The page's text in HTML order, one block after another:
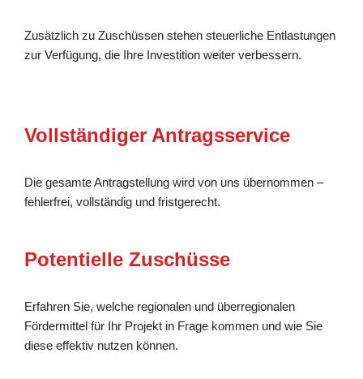
Zusätzlich zu Zuschüssen stehen steuerliche Entlastungen
zur Verfügung, die Ihre Investition weiter verbessern.
Vollständiger Antragsservice
Die gesamte Antragstellung wird von uns übernommen –
fehlerfrei, vollständig und fristgerecht.
Potentielle Zuschüsse
Erfahren Sie, welche regionalen und überregionalen
Fördermittel für Ihr Projekt in Frage kommen und wie Sie
diese effektiv nutzen können.